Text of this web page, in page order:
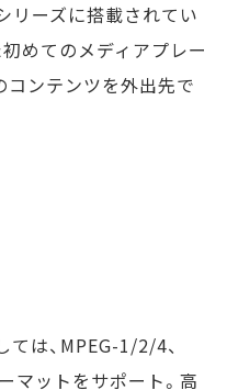
リーズに搭載されてい
めてのメディアプレー
コンテンツを外出先で
は、MPEG-1/2/4、
マットをサポート。高